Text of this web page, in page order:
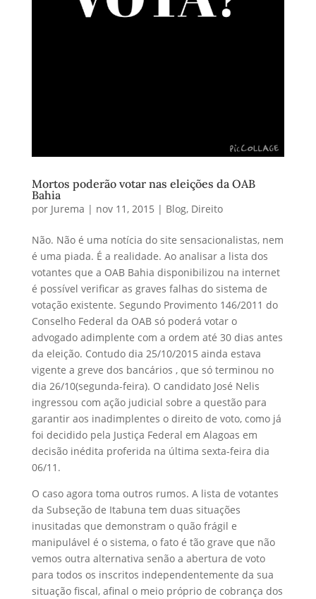
Mortos poderão votar nas eleições da OAB
Bahia
por Jurema | nov 11, 2015 | Blog, Direito
Não. Não é uma notícia do site sensacionalistas, nem
é uma piada. É a realidade. Ao analisar a lista dos
votantes que a OAB Bahia disponibilizou na internet
é possível verificar as graves falhas do sistema de
votação existente. Segundo Provimento 146/2011 do
Conselho Federal da OAB só poderá votar o
advogado adimplente com a ordem até 30 dias antes
da eleição. Contudo dia 25/10/2015 ainda estava
vigente a greve dos bancários , que só terminou no
dia 26/10(segunda-feira). O candidato José Nelis
ingressou com ação judicial sobre a questão para
garantir aos inadimplentes o direito de voto, como já
foi decidido pela Justiça Federal em Alagoas em
decisão inédita proferida na última sexta-feira dia
06/11.
O caso agora toma outros rumos. A lista de votantes
da Subseção de Itabuna tem duas situações
inusitadas que demonstram o quão frágil e
manipulável é o sistema, o fato é tão grave que não
vemos outra alternativa senão a abertura de voto
para todos os inscritos independentemente da sua
situação fiscal, afinal o meio próprio de cobrança dos